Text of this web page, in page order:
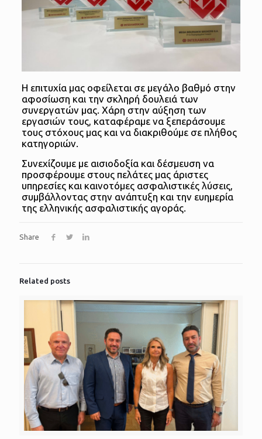
Η επιτυχία μας οφείλεται σε μεγάλο βαθμό στην
αφοσίωση και την σκληρή δουλειά των
συνεργατών μας. Χάρη στην αύξηση των
εργασιών τους, καταφέραμε να ξεπεράσουμε
τους στόχους μας και να διακριθούμε σε πλήθος
κατηγοριών.
Συνεχίζουμε με αισιοδοξία και δέσμευση να
προσφέρουμε στους πελάτες μας άριστες
υπηρεσίες και καινοτόμες ασφαλιστικές λύσεις,
συμβάλλοντας στην ανάπτυξη και την ευημερία
της ελληνικής ασφαλιστικής αγοράς.
Share
Related posts